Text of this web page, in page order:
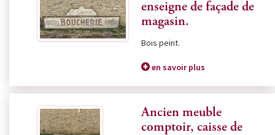
enseigne de façade de
magasin.
Bois peint.
en savoir plus
Ancien meuble
comptoir, caisse de